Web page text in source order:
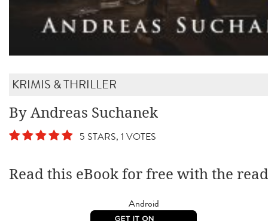
KRIMIS & THRILLER
By Andreas Suchanek
5 STARS, 1 VOTES
Read this eBook for free with the
Android